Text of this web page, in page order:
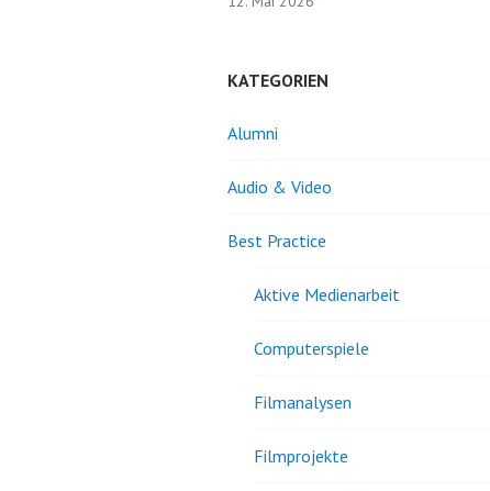
KATEGORIEN
Alumni
Audio & Video
Best Practice
Aktive Medienarbeit
Computerspiele
Filmanalysen
Filmprojekte